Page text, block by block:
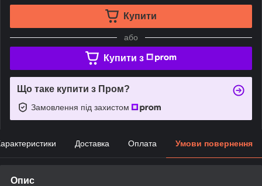
Купити
або
Купити з
Що таке купити з Пром?
Замовлення під захистом
Доставка Оплата Умови повернення
Опис